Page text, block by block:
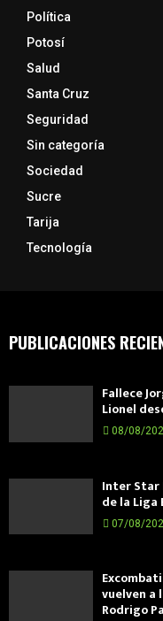
Política
Potosí
Salud
Santa Cruz
Seguridad
Sin categoría
Sociedad
Sucre
Tarija
Tecnología
PUBLICACIONES
Fallece
Lionel
08/08/
Inter Star
de la Liga
07/08/
vuelven a
Rodrigo